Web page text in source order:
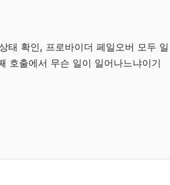
태 확인, 프로바이더 페일오버 모두 일
호출에서 무슨 일이 일어나느냐이기